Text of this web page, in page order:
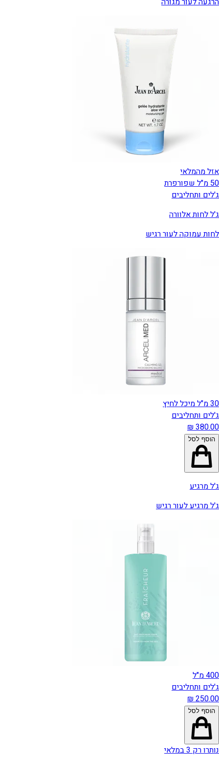
אזל מהמלאי
50 מ"ל שפורפרת
ג'לים ותחליבים
ג'ל לחות אלוורה
לחות עמוקה לעור רגיש
30 מ"ל מיכל לחיץ
ג'לים ותחליבים
הוסף לסל
ג'ל מרגיע
ג'ל מרגיע לעור רגיש
400 מ"ל
ג'לים ותחליבים
הוסף לסל
נותרו רק 3 במלאי